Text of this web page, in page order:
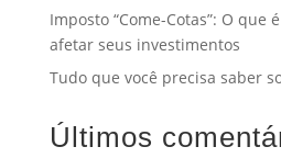
Imposto “Come-Cotas”: O que
afetar seus investimentos
Tudo que você precisa saber
Últimos